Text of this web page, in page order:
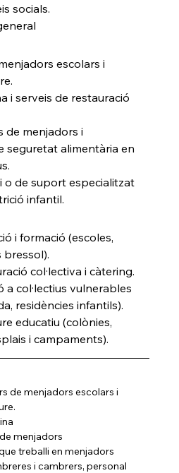
socials.
escolars i
i serveis de restauració
de menjadors i
seguretat alimentària en
o de suport especialitzat
infantil.
i formació (escoles,
bressol).
col·lectiva i càtering.
a col·lectius vulnerables
residències infantils).
educatiu (colònies,
i campaments).
de menjadors escolars i
menjadors
treballi en menjadors
i cambrers, personal